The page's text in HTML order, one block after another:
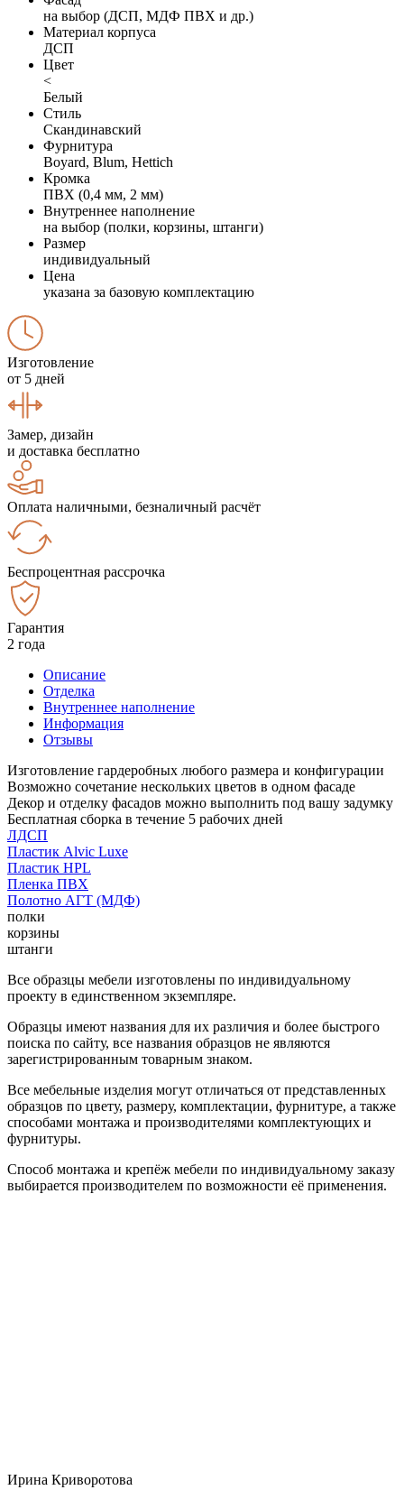
на выбор (ДСП, МДФ ПВХ и др.)
Материал корпуса
ДСП
Цвет
<
Белый
Стиль
Скандинавский
Фурнитура
Boyard, Blum, Hettich
Кромка
ПВХ (0,4 мм, 2 мм)
Внутреннее наполнение
на выбор (полки, корзины, штанги)
Размер
индивидуальный
Цена
указана за базовую комплектацию
Изготовление
от 5 дней
Замер, дизайн
и доставка бесплатно
Оплата наличными, безналичный расчёт
Беспроцентная рассрочка
Гарантия
2 года
Описание
Отделка
Внутреннее наполнение
Информация
Отзывы
Изготовление гардеробных любого размера и конфигурации
Возможно сочетание нескольких цветов в одном фасаде
Декор и отделку фасадов можно выполнить под вашу задумку
Бесплатная сборка в течение 5 рабочих дней
ЛДСП
Пластик Alvic Luxe
Пластик HPL
Пленка ПВХ
Полотно АГТ (МДФ)
полки
корзины
штанги
Все образцы мебели изготовлены по индивидуальному
проекту в единственном экземпляре.
Образцы имеют названия для их различия и более быстрого
поиска по сайту, все названия образцов не являются
зарегистрированным товарным знаком.
Все мебельные изделия могут отличаться от представленных
образцов по цвету, размеру, комплектации, фурнитуре, а также
способами монтажа и производителями комплектующих и
фурнитуры.
Способ монтажа и крепёж мебели по индивидуальному заказу
выбирается производителем по возможности её применения.
Ирина Криворотова